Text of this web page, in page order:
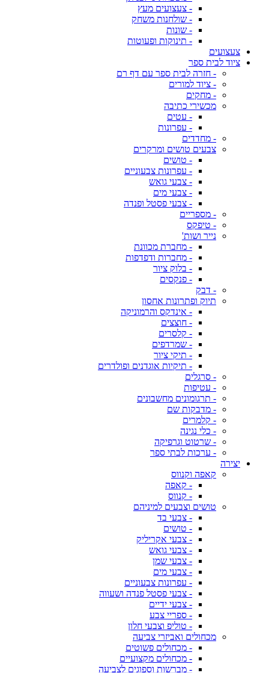
- צעצועים מעץ
- שולחנות משחק
- שונות
- תינוקות ופעוטות
צעצועים
ציוד לבית ספר
- חזרה לבית ספר עם דף רם
- ציוד למורים
- מחקים
מכשירי כתיבה
- עטים
- עפרונות
- מחדדים
צבעים טושים ומרקרים
- טושים
- עפרונות צבעוניים
- צבעי גואש
- צבעי מים
- צבעי פסטל ופנדה
- מספריים
- טיפקס
נייר ושות'
- מחברת מכוונת
- מחברות ודפדפות
- בלוק ציור
- פנקסים
- דבק
תיוק ופתרונות אחסון
- אינדקס והרמוניקה
- חוצצים
- קלסרים
- שמרדפים
- תיקי ציור
- תיקיות אוגדנים ופולדרים
- סרגלים
- עטיפות
- תרגומונים מחשבונים
- מדבקות שם
- קלמרים
- כלי נגינה
- שרטוט וגרפיקה
- ערכות לבתי ספר
יצירה
קאפה וקנווס
- קאפה
- קנווס
טושים וצבעים למיניהם
- צבעי בד
- טושים
- צבעי אקריליק
- צבעי גואש
- צבעי שמן
- צבעי מים
- עפרונות צבעוניים
- צבעי פסטל פנדה ושעווה
- צבעי ידיים
- ספריי צבע
- טוליפ וצבעי חלון
מכחולים ואביזרי צביעה
- מכחולים פשוטים
- מכחולים מקצועיים
- מברשות וספוגים לצביעה